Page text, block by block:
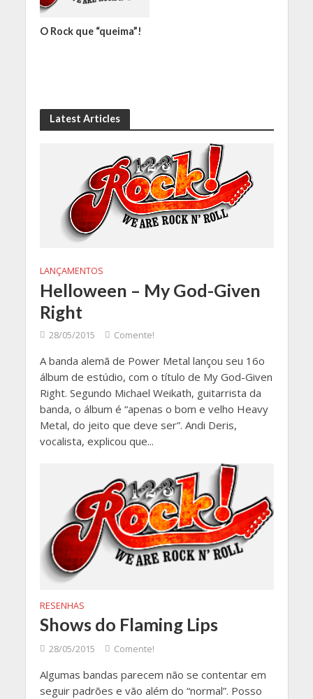
O Rock que “queima”!
Latest Articles
LANÇAMENTOS
Helloween – My God-Given
Right
28/05/2015 Comente!
A banda alemã de Power Metal lançou seu 16o
álbum de estúdio, com o título de My God-Given
Right. Segundo Michael Weikath, guitarrista da
banda, o álbum é “apenas o bom e velho Heavy
Metal, do jeito que deve ser”. Andi Deris,
vocalista, explicou que...
RESENHAS
Shows do Flaming Lips
28/05/2015 Comente!
Algumas bandas parecem não se contentar em
seguir padrões e vão além do “normal”. Posso